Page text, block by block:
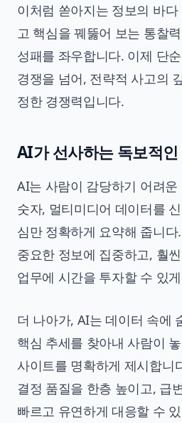
이처럼 쏟아지는 정보의 바
고 핵심을 꿰뚫어 보는 통찰
성패를 좌우합니다. 이제 단
경쟁을 넘어, 전략적 사고의
정한 경쟁력입니다.
AI가 선사하는 독보적
AI는 사람이 감당하기 어려
숫자, 멀티미디어 데이터를
심만 정확하게 요약해 줍니
중요한 정보에 집중하고, 훨
업무에 시간을 투자할 수 있
더 나아가, AI는 데이터 속에
핵심 추세를 찾아내 사람이
사이트를 명확하게 제시합니
결정 품질을 한층 높이고, 급
빠르고 유연하게 대응할 수